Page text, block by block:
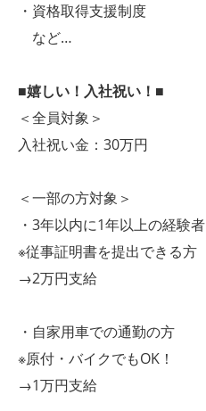
・資格取得支援制度
など…
■嬉しい！入社祝い！■
＜全員対象＞
入社祝い金：30万円
＜一部の方対象＞
・3年以内に1年以上の経験者
※従事証明書を提出できる方
→2万円支給
・自家用車での通勤の方
※原付・バイクでもOK！
→1万円支給